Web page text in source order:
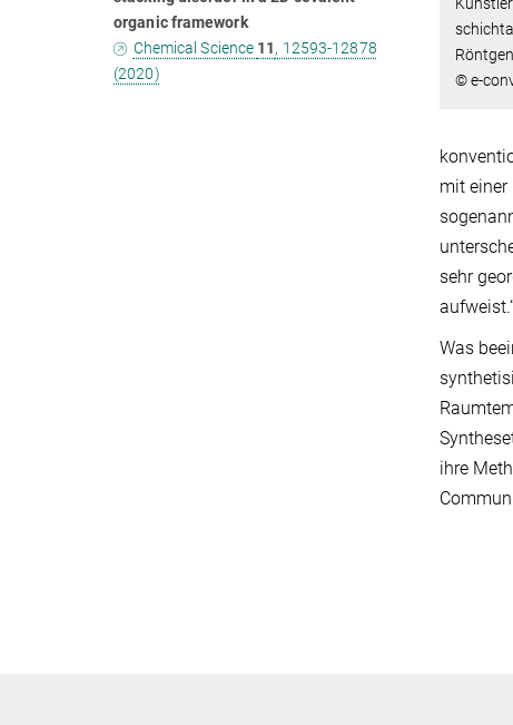
© e-
mit
sehr
Was
ihre
organic framework
Chemical Science 11, 12593-12878
(2020)